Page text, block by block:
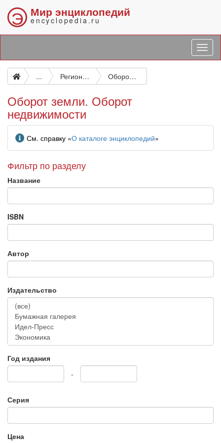
Э Мир энциклопедий
encyclopedia.ru
... Региональная (территориальная) экономика. Земельный (аграрный) вопрос. Жилищное хозяйство Оборот земли. Оборот недвижимости
Оборот земли. Оборот
недвижимости
Информация
См. справку «О каталоге энциклопедий»
Фильтр по разделу
Название
ISBN
Автор
Издательство
Год издания
-
Серия
Цена